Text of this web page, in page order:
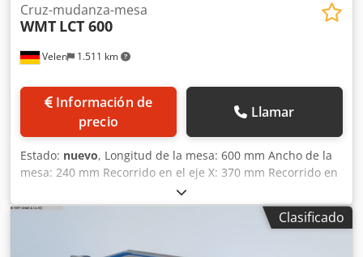
Velen 1.511 km
Cruz-mudanza-mesa
WMT LCT 600
Información de
precio
Llamar
Estado: nuevo, Longitud de la mesa: 600 mm Ancho de la
mesa: 240 mm Recorrido en el eje X: 370 mm Recorrido en
el eje Y: 130 mm Altura de la mesa: 165 mm Peso: 60 kg
Dimensiones (largo x ancho x alto): 0,8 x 0,45 x 0,2 mm
Mesa transversal con plato giratorio. Dodpfsfgvzusx Akleck
Clasificado